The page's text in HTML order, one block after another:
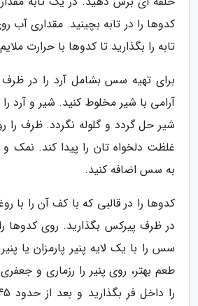
کدوها را در تابه بچینید. مقداری آب
تابه را بگذارید تا کدوها با حرارت
برای تهیه سس بشامل آرد را در
آرامی با شیر مخلوط کنید. شیر و آرد را
شیر حل گردد و گلوله نگردد. ظرف را
غلظت دلخواه تان را پیدا کند. نمک و
به سس اضافه کنید.
کدوها را در قالبی که با کف آن را با
در ظرف پیرکس بگذارید. روی کدوها
سس را با یک لایه پنیر پارمزان یا
طعم بهتر، روی پنیر را رزماری و